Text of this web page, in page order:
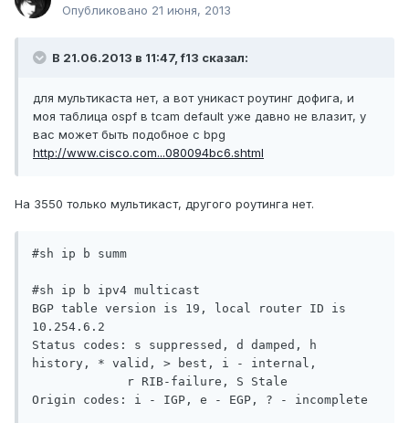
Опубликовано 21 июня, 2013
В 21.06.2013 в 11:47, f13 сказал:
для мультикаста нет, а вот уникаст роутинг дофига, и
моя таблица ospf в tcam default уже давно не влазит, у
вас может быть подобное с bpg
http://www.cisco.com...080094bc6.shtml
На 3550 только мультикаст, другого роутинга нет.
#sh ip b summ
#sh ip b ipv4 multicast
BGP table version is 19, local router ID is
10.254.6.2
Status codes: s suppressed, d damped, h
history, * valid, > best, i - internal,
Origin codes: i - IGP, e - EGP, ? - incomplete